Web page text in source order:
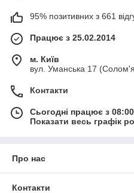
95% позитивних з 661
Працює з 25.02.2014
м. Київ
вул. Уманська 17
Контакти
Сьогодні працює з
Показати весь графік
Про нас
Контакти